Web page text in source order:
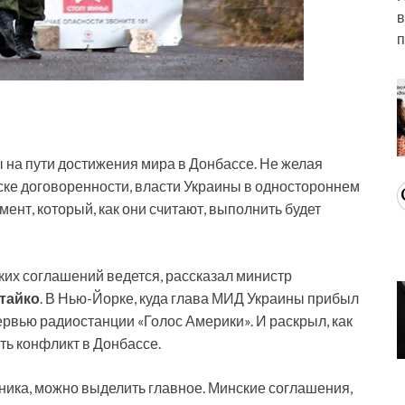
пути достижения мира в Донбассе. Не желая
договоренности, власти Украины в одностороннем
который, как они считают, выполнить будет
соглашений ведется, рассказал министр
. В Нью-Йорке, куда глава МИД Украины прибыл
радиостанции «Голос Америки». И раскрыл, как
конфликт в Донбассе.
можно выделить главное. Минские соглашения,